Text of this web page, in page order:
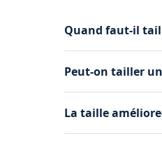
Quand faut-il
(cerisiers,
calendrier au
Peut-on tailler
et vigueur à vos
La taille